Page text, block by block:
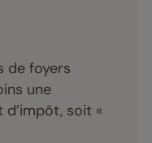
de foyers
une
soit «